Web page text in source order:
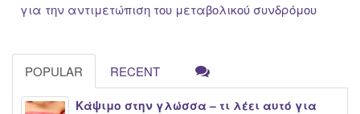
για την αντιμετώπιση του μεταβολικού συνδρόμου
POPULAR RECENT
Κάψιμο στην γλώσσα – τι λέει αυτό για